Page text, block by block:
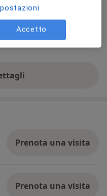
Prenota una visita
Prenota una visita
Accetto